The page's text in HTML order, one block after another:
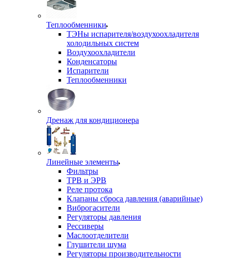
Теплообменники
ТЭНы испарителя/воздухоохладителя
холодильных систем
Воздухоохладители
Конденсаторы
Испарители
Теплообменники
Дренаж для кондиционера
Линейные элементы
Фильтры
ТРВ и ЭРВ
Реле протока
Клапаны сброса давления (аварийные)
Виброгасители
Регуляторы давления
Рессиверы
Маслоотделители
Глушители шума
Регуляторы производительности